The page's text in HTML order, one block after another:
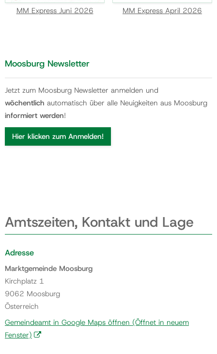
MM Express Juni 2026 MM Express April 2026
Moosburg Newsletter
Jetzt zum Moosburg Newsletter anmelden und
wöchentlich automatisch über alle Neuigkeiten aus Moosburg
informiert werden!
Hier klicken zum Anmelden!
Amtszeiten, Kontakt und Lage
Adresse
Marktgemeinde Moosburg
Kirchplatz 1
9062 Moosburg
Österreich
Gemeindeamt in Google Maps öffnen (Öffnet in neuem
Fenster)